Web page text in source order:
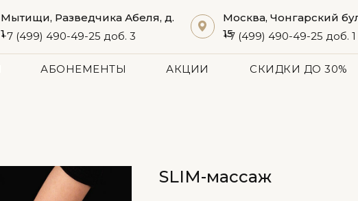
АБОНЕМЕНТЫ АКЦИИ СКИДКИ ДО 30%
Москва, Чонгарский
15
Мытищи, Разведчика Абеля, д.
1
+7 (499) 490-49-25 доб. 1
+7 (499) 490-49-25 доб. 3
SLIM-массаж